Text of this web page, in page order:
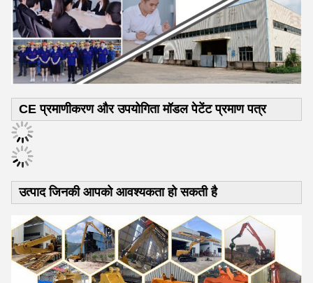
CE प्रमाणीकरण और उपयोगिता मॉडल पेटेंट प्रमाण पत्र
उत्पाद जिनकी आपको आवश्यकता हो सकती है